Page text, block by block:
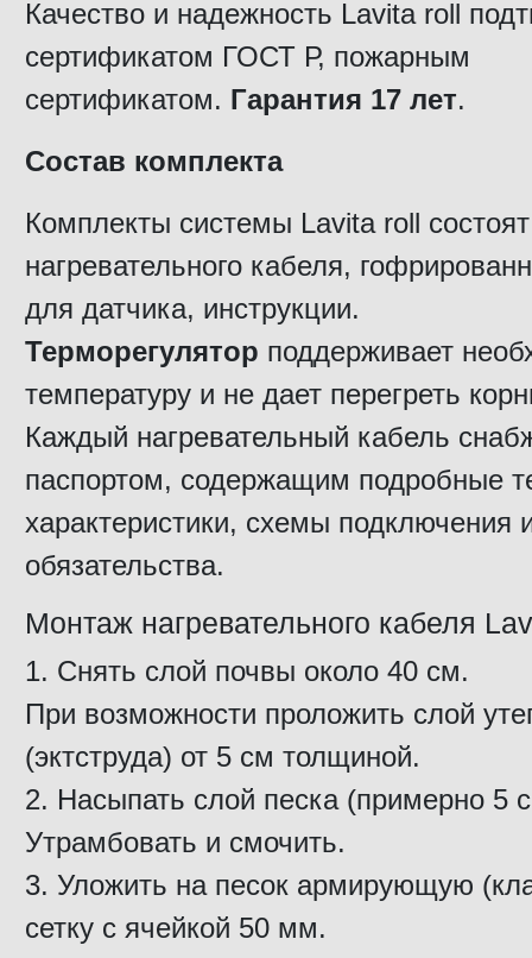
Качество и надежность Lavita roll
сертификатом ГОСТ Р, пожарным
сертификатом. Гарантия 17 лет.
Состав комплекта
Комплекты системы Lavita roll
нагревательного кабеля,
для датчика, инструкции.
Терморегулятор поддерживает
температуру и не дает перегреть
Каждый нагревательный кабель
паспортом, содержащим подробные
характеристики, схемы подключения
обязательства.
Монтаж нагревательного кабеля
Снять слой почвы около 40 см.
При возможности проложить слой
(эктструда) от 5 см толщиной.
Насыпать слой песка (примерно 5
Утрамбовать и смочить.
Уложить на песок армирующую
сетку с ячейкой 50 мм.